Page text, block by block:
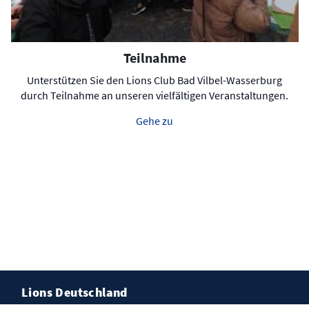
Teilnahme
Unterstützen Sie den Lions Club Bad Vilbel-Wasserburg
durch Teilnahme an unseren vielfältigen Veranstaltungen.
Gehe zu
Lions Deutschland